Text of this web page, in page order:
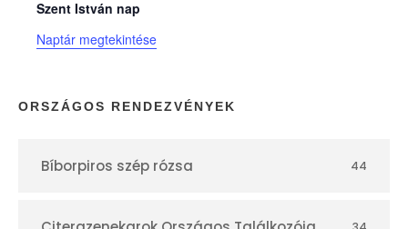
n
a
p
Szent István nap
Naptár megtekintése
ORSZÁGOS RENDEZVÉNYEK
Bíborpiros szép rózsa 44